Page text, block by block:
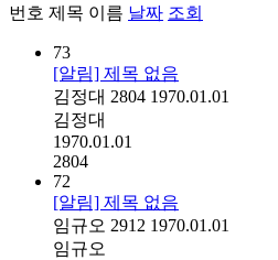
번호 제목 이름 날짜 조회
73
[알림] 제목 없음
김정대 2804 1970.01.01
김정대
1970.01.01
2804
72
[알림] 제목 없음
임규오 2912 1970.01.01
임규오